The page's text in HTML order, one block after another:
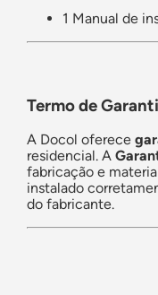
1 Manual de
Termo de
A Docol oferece
residencial. A
fabricação e
instalado
do fabricante.